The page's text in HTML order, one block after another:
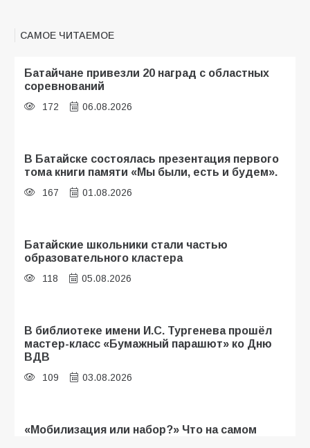
САМОЕ ЧИТАЕМОЕ
Батайчане привезли 20 наград с областных
соревнований
172 06.08.2026
В Батайске состоялась презентация первого
тома книги памяти «Мы были, есть и будем».
167 01.08.2026
Батайские школьники стали частью
образовательного кластера
118 05.08.2026
В библиотеке имени И.С. Тургенева прошёл
мастер-класс «Бумажный парашют» ко Дню
ВДВ
109 03.08.2026
«Мобилизация или набор?» Что на самом